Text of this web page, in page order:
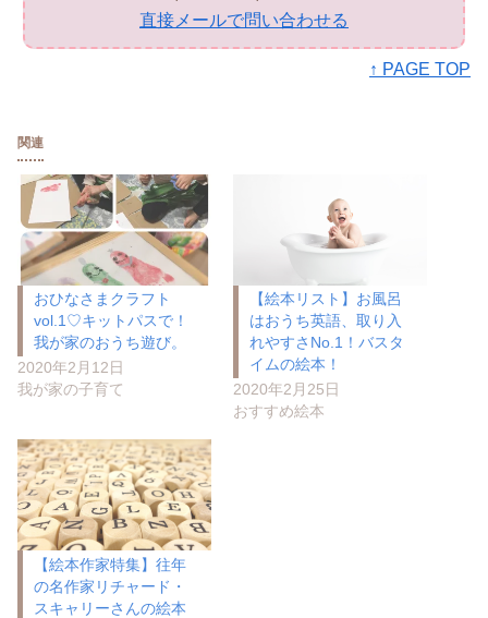
直接メールで問い合わせる
↑ PAGE TOP
関連
おひなさまクラフト
vol.1♡キットパスで！
我が家のおうち遊び。
2020年2月12日
我が家の子育て
【絵本リスト】お風呂
はおうち英語、取り入
れやすさNo.1！バスタ
イムの絵本！
2020年2月25日
おすすめ絵本
【絵本作家特集】往年
の名作家リチャード・
スキャリーさんの絵本